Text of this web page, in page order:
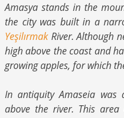
Amasya stands in the
the city was built in a
Yeşilırmak River. Although
high above the coast and
growing apples, for which
In antiquity Amaseia
above the river. This